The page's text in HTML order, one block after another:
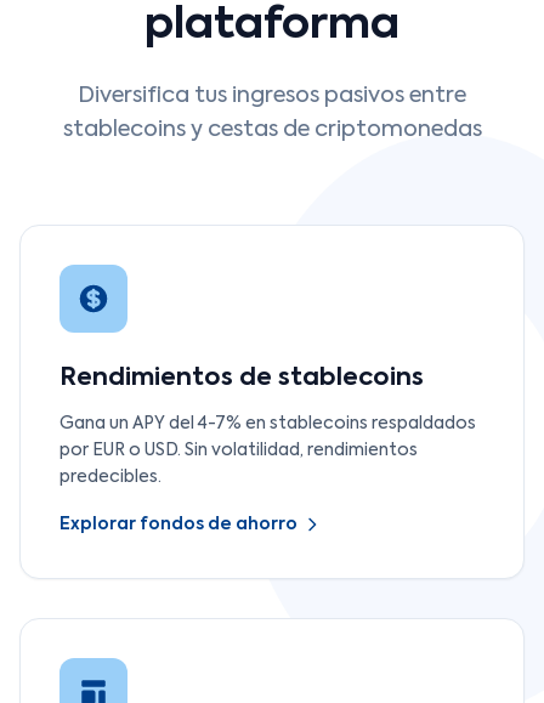
plataforma
Diversifica tus ingresos pasivos entre
stablecoins y cestas de criptomonedas
Rendimientos de stablecoins
Gana un APY del 4-7% en stablecoins respaldados
por EUR o USD. Sin volatilidad, rendimientos
predecibles.
Explorar fondos de ahorro